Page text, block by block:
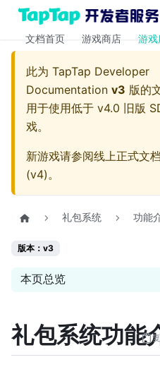
文档首页 游戏商店 游戏
此为 TapTap Developer
Documentation v3 版的
用于使用低于 v4.0 旧版
戏。
新游戏请参阅线上正式文档
(v4)。
礼包系统 功能
版本：v3
本页总览
礼包系统功能